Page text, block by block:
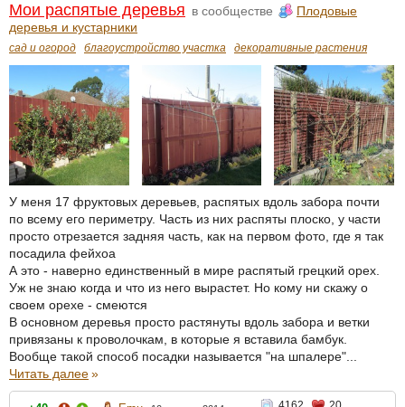
Мои распятые деревья в сообществе
Плодовые
деревья и кустарники
сад и огород благоустройство участка декоративные растения
У меня 17 фруктовых деревьев, распятых вдоль забора почти
по всему его периметру. Часть из них распяты плоско, у части
просто отрезается задняя часть, как на первом фото, где я так
посадила фейхоа
А это - наверно единственный в мире распятый грецкий орех.
Уж не знаю когда и что из него вырастет. Но кому ни скажу о
своем орехе - смеются
В основном деревья просто растянуты вдоль забора и ветки
привязаны к проволочкам, в которые я вставила бамбук.
Вообще такой способ посадки называется "на шпалере"...
Читать далее»